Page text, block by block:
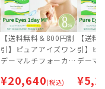
【送料無料＆800円割
引】ピュアアイズワン
デーマルチフォーカル
[約4ヶ月分] | 遠近両
¥20,640(税込)
【送
引】ピ
デーマ
【ネコ
¥